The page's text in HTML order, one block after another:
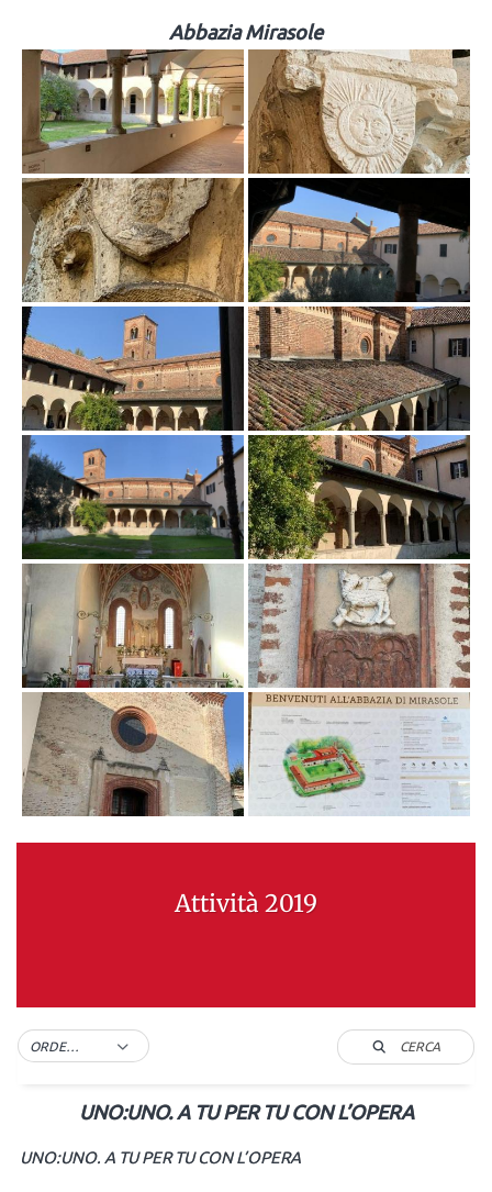
Abbazia Mirasole
Attività 2019
ORDER BY DEFAULT CERCA
UNO:UNO. A TU PER TU CON L’OPERA
UNO:UNO. A TU PER TU CON L’OPERA